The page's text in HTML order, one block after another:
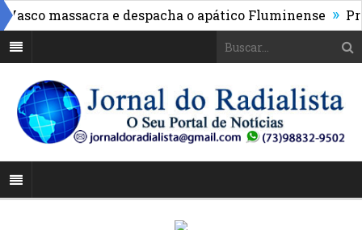
massacra e despacha o apático Fluminense »